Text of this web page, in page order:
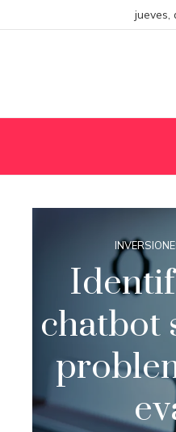
jueves,
chatbot